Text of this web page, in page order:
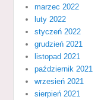
marzec 2022
luty 2022
styczeń 2022
grudzień 2021
listopad 2021
październik 2021
wrzesień 2021
sierpień 2021